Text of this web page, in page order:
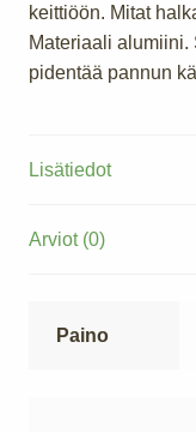
keittiöön. Mitat
Materiaali
pidentää pannun
Lisätiedot
Arviot (0)
Paino